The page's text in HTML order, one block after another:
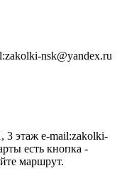
nsk@yandex.ru
3 этаж e-mail:zakolki-
есть кнопка -
маршрут.